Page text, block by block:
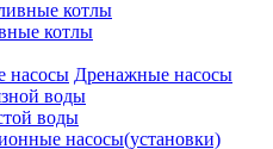
котлы
Дренажные насосы
воды
воды